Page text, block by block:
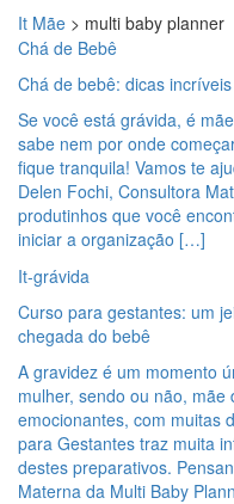
It Mãe > multi baby planner
Chá de Bebê
Chá de bebê: dicas
Se você está grávida, é
sabe nem por onde
fique tranquila! Vamos te
Delen Fochi, Consultora
produtinhos que você
iniciar a organização […]
It-grávida
Curso para gestantes: um
chegada do bebê
A gravidez é um momento
mulher, sendo ou não,
emocionantes, com muitas
para Gestantes traz muita
destes preparativos.
Materna da Multi Baby